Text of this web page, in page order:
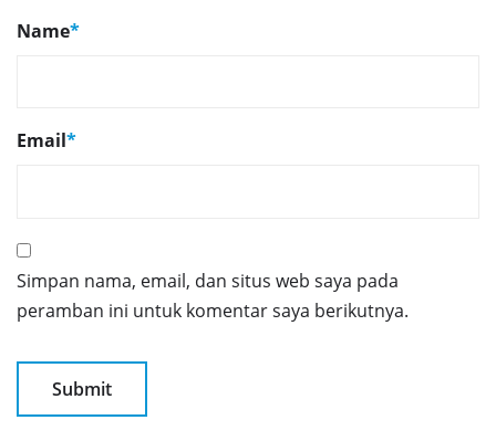
Name*
Email*
Simpan nama, email, dan situs web saya pada
peramban ini untuk komentar saya berikutnya.